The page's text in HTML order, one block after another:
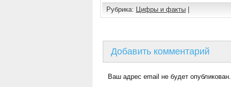
Рубрика: Цифры и факты
Добавить комментарий
Ваш адрес email не будет опубликован.